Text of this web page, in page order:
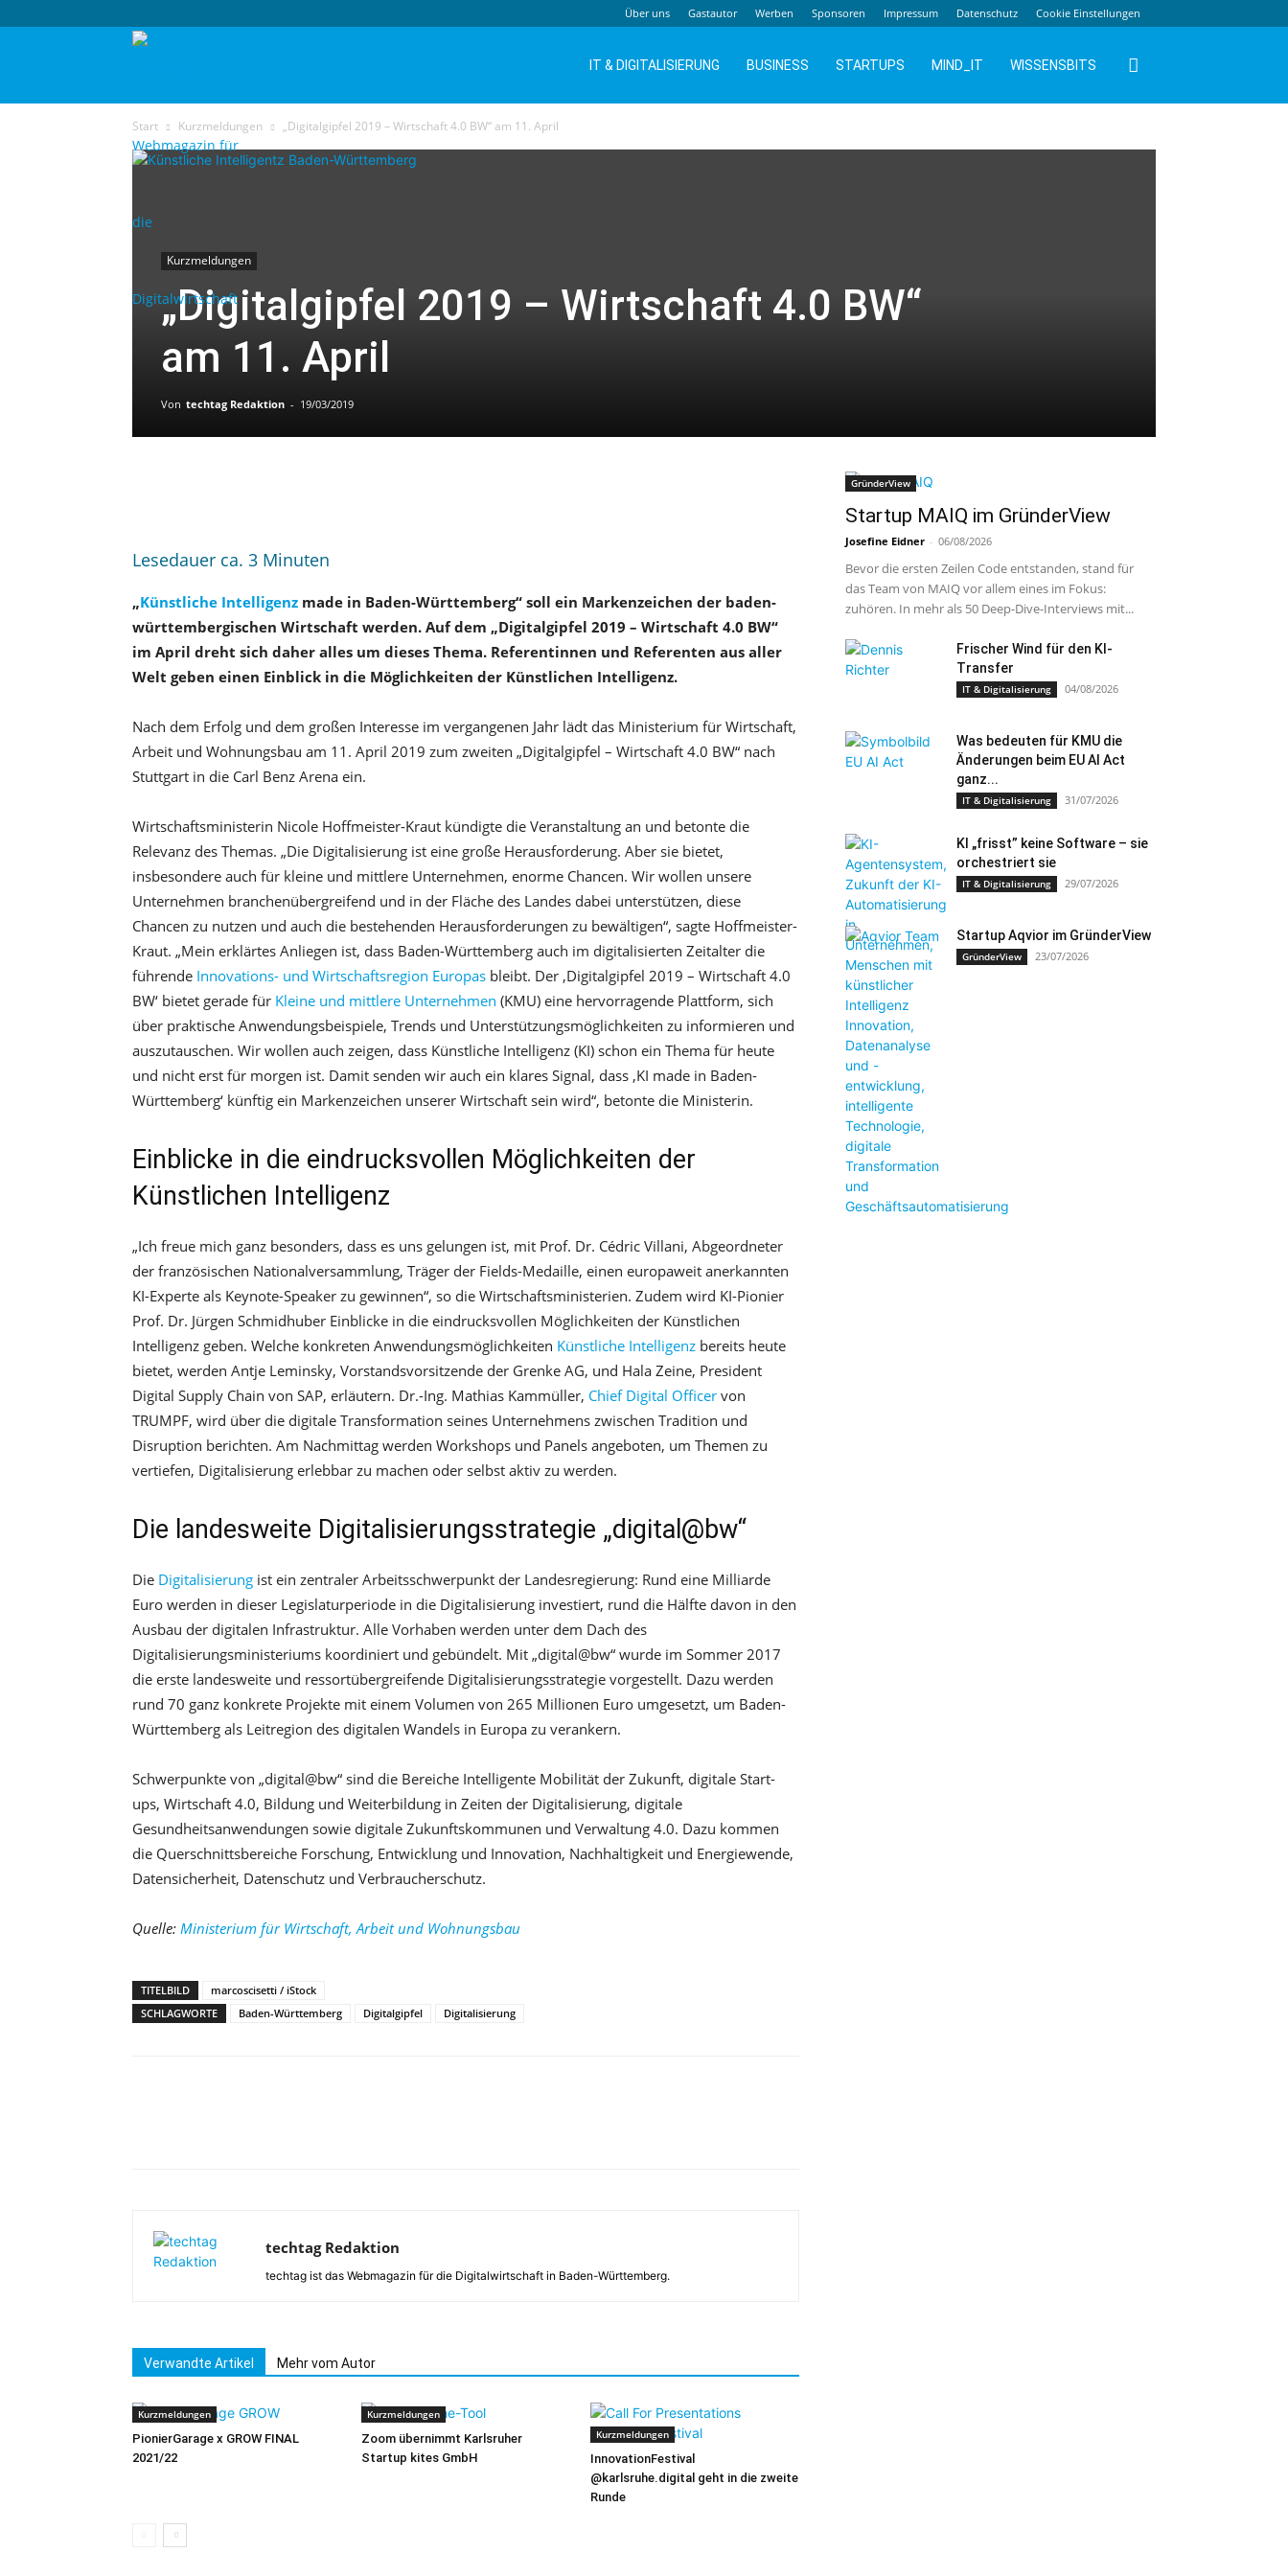
Über uns Gastautor Werben Sponsoren Impressum Datenschutz Cookie Einstellungen
IT & DIGITALISIERUNG BUSINESS STARTUPS MIND_IT WISSENSBITS
Start Kurzmeldungen „Digitalgipfel 2019 – Wirtschaft 4.0 BW“ am 11. April
Kurzmeldungen
„Digitalgipfel 2019 – Wirtschaft 4.0 BW“
am 11. April
Von techtag Redaktion - 19/03/2019
Lesedauer ca. 3 Minuten
„Künstliche Intelligenz made in Baden-Württemberg“ soll ein Markenzeichen der baden-
württembergischen Wirtschaft werden. Auf dem „Digitalgipfel 2019 – Wirtschaft 4.0 BW“
im April dreht sich daher alles um dieses Thema. Referentinnen und Referenten aus aller
Welt geben einen Einblick in die Möglichkeiten der Künstlichen Intelligenz.
Nach dem Erfolg und dem großen Interesse im vergangenen Jahr lädt das Ministerium für Wirtschaft,
Arbeit und Wohnungsbau am 11. April 2019 zum zweiten „Digitalgipfel – Wirtschaft 4.0 BW“ nach
Stuttgart in die Carl Benz Arena ein.
Wirtschaftsministerin Nicole Hoffmeister-Kraut kündigte die Veranstaltung an und betonte die
Relevanz des Themas. „Die Digitalisierung ist eine große Herausforderung. Aber sie bietet,
insbesondere auch für kleine und mittlere Unternehmen, enorme Chancen. Wir wollen unsere
Unternehmen branchenübergreifend und in der Fläche des Landes dabei unterstützen, diese
Chancen zu nutzen und auch die bestehenden Herausforderungen zu bewältigen“, sagte Hoffmeister-
Kraut. „Mein erklärtes Anliegen ist, dass Baden-Württemberg auch im digitalisierten Zeitalter die
führende Innovations- und Wirtschaftsregion Europas bleibt. Der ‚Digitalgipfel 2019 – Wirtschaft 4.0
BW‘ bietet gerade für Kleine und mittlere Unternehmen (KMU) eine hervorragende Plattform, sich
über praktische Anwendungsbeispiele, Trends und Unterstützungsmöglichkeiten zu informieren und
auszutauschen. Wir wollen auch zeigen, dass Künstliche Intelligenz (KI) schon ein Thema für heute
und nicht erst für morgen ist. Damit senden wir auch ein klares Signal, dass ‚KI made in Baden-
Württemberg‘ künftig ein Markenzeichen unserer Wirtschaft sein wird“, betonte die Ministerin.
Einblicke in die eindrucksvollen Möglichkeiten der
Künstlichen Intelligenz
„Ich freue mich ganz besonders, dass es uns gelungen ist, mit Prof. Dr. Cédric Villani, Abgeordneter
der französischen Nationalversammlung, Träger der Fields-Medaille, einen europaweit anerkannten
KI-Experte als Keynote-Speaker zu gewinnen“, so die Wirtschaftsministerien. Zudem wird KI-Pionier
Prof. Dr. Jürgen Schmidhuber Einblicke in die eindrucksvollen Möglichkeiten der Künstlichen
Intelligenz geben. Welche konkreten Anwendungsmöglichkeiten Künstliche Intelligenz bereits heute
bietet, werden Antje Leminsky, Vorstandsvorsitzende der Grenke AG, und Hala Zeine, President
Digital Supply Chain von SAP, erläutern. Dr.-Ing. Mathias Kammüller, Chief Digital Officer von
TRUMPF, wird über die digitale Transformation seines Unternehmens zwischen Tradition und
Disruption berichten. Am Nachmittag werden Workshops und Panels angeboten, um Themen zu
vertiefen, Digitalisierung erlebbar zu machen oder selbst aktiv zu werden.
Die landesweite Digitalisierungsstrategie „digital@bw“
Die Digitalisierung ist ein zentraler Arbeitsschwerpunkt der Landesregierung: Rund eine Milliarde
Euro werden in dieser Legislaturperiode in die Digitalisierung investiert, rund die Hälfte davon in den
Ausbau der digitalen Infrastruktur. Alle Vorhaben werden unter dem Dach des
Digitalisierungsministeriums koordiniert und gebündelt. Mit „digital@bw“ wurde im Sommer 2017
die erste landesweite und ressortübergreifende Digitalisierungsstrategie vorgestellt. Dazu werden
rund 70 ganz konkrete Projekte mit einem Volumen von 265 Millionen Euro umgesetzt, um Baden-
Württemberg als Leitregion des digitalen Wandels in Europa zu verankern.
Schwerpunkte von „digital@bw“ sind die Bereiche Intelligente Mobilität der Zukunft, digitale Start-
ups, Wirtschaft 4.0, Bildung und Weiterbildung in Zeiten der Digitalisierung, digitale
Gesundheitsanwendungen sowie digitale Zukunftskommunen und Verwaltung 4.0. Dazu kommen
die Querschnittsbereiche Forschung, Entwicklung und Innovation, Nachhaltigkeit und Energiewende,
Datensicherheit, Datenschutz und Verbraucherschutz.
Quelle: Ministerium für Wirtschaft, Arbeit und Wohnungsbau
TITELBILD
marcoscisetti / iStock
SCHLAGWORTE
Baden-Württemberg Digitalgipfel Digitalisierung
techtag Redaktion
techtag ist das Webmagazin für die Digitalwirtschaft in Baden-Württemberg.
Verwandte Artikel Mehr vom Autor
Kurzmeldungen
PionierGarage x GROW FINAL
2021/22
Kurzmeldungen
Zoom übernimmt Karlsruher
Startup kites GmbH
Kurzmeldungen
InnovationFestival
@karlsruhe.digital geht in die zweite
Runde
GründerView
Startup MAIQ im GründerView
Josefine Eidner - 06/08/2026
Bevor die ersten Zeilen Code entstanden, stand für
das Team von MAIQ vor allem eines im Fokus:
zuhören. In mehr als 50 Deep-Dive-Interviews mit...
Frischer Wind für den KI-
Transfer
IT & Digitalisierung 04/08/2026
Was bedeuten für KMU die
Änderungen beim EU AI Act
ganz...
IT & Digitalisierung 31/07/2026
KI „frisst” keine Software – sie
orchestriert sie
IT & Digitalisierung 29/07/2026
Startup Aqvior im GründerView
GründerView 23/07/2026